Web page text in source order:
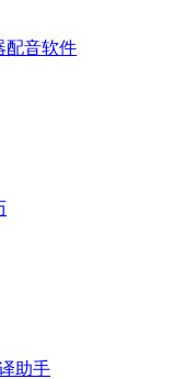
配音软件
助手